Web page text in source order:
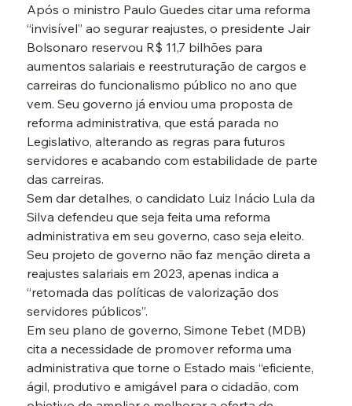
Após o ministro Paulo Guedes citar uma reforma
“invisível” ao segurar reajustes, o presidente Jair
Bolsonaro reservou R$ 11,7 bilhões para
aumentos salariais e reestruturação de cargos e
carreiras do funcionalismo público no ano que
vem. Seu governo já enviou uma proposta de
reforma administrativa, que está parada no
Legislativo, alterando as regras para futuros
servidores e acabando com estabilidade de parte
das carreiras.
Sem dar detalhes, o candidato Luiz Inácio Lula da
Silva defendeu que seja feita uma reforma
administrativa em seu governo, caso seja eleito.
Seu projeto de governo não faz menção direta a
reajustes salariais em 2023, apenas indica a
“retomada das políticas de valorização dos
servidores públicos”.
Em seu plano de governo, Simone Tebet (MDB)
cita a necessidade de promover reforma uma
administrativa que torne o Estado mais “eficiente,
ágil, produtivo e amigável para o cidadão, com